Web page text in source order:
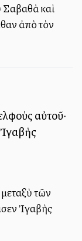
καὶ
ἀπὸ τὸν
αὐτοῦ·
τῶν
Ἰγαβὴς